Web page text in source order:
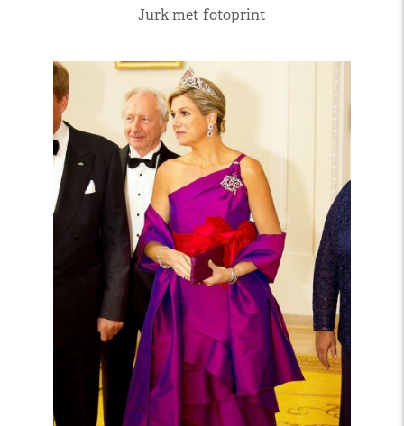
Jurk met fotoprint